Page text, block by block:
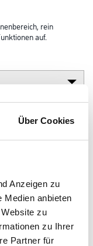
Über Cookies
Anzeigen zu
Medien anbieten
zu
zu Ihrer
Partner für
rein
auf.